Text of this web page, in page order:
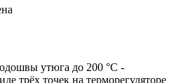
утюга до 200 °C -
трёх точек на терморегуляторе